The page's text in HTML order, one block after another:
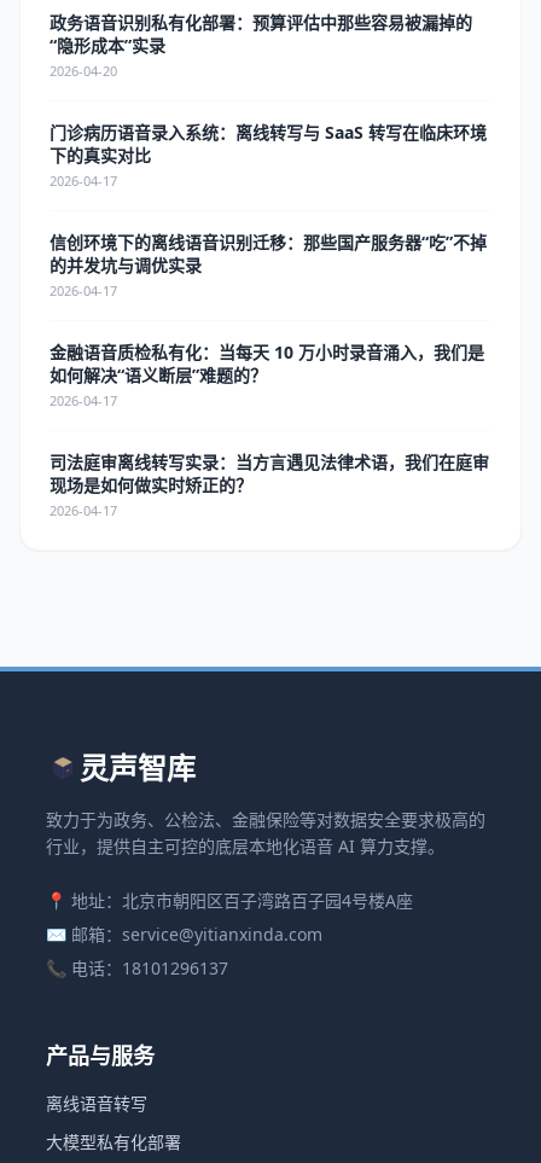
政务语音识别私有化部署：预算评估中那些容易被漏掉的
“隐形成本”实录
2026-04-20
门诊病历语音录入系统：离线转写与 SaaS 转写在临床环境
下的真实对比
2026-04-17
信创环境下的离线语音识别迁移：那些国产服务器“吃”不掉
的并发坑与调优实录
2026-04-17
金融语音质检私有化：当每天 10 万小时录音涌入，我们是
如何解决“语义断层”难题的？
2026-04-17
司法庭审离线转写实录：当方言遇见法律术语，我们在庭审
现场是如何做实时矫正的？
2026-04-17
灵声智库
致力于为政务、公检法、金融保险等对数据安全要求极高的
行业，提供自主可控的底层本地化语音 AI 算力支撑。
📍 地址：北京市朝阳区百子湾路百子园4号楼A座
✉️ 邮箱：service@yitianxinda.com
📞 电话：18101296137
产品与服务
离线语音转写
大模型私有化部署